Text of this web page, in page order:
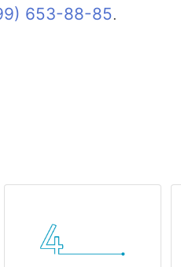
653-88-85.